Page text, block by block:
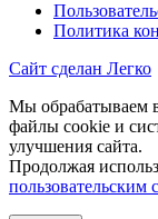
Политика
Сайт сделан Легко
Мы обрабатываем
файлы cookie и
улучшения сайта.
Продолжая
пользовательским